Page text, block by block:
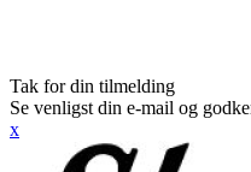
Tak for din tilmelding
Se venligst din e-mail og
x